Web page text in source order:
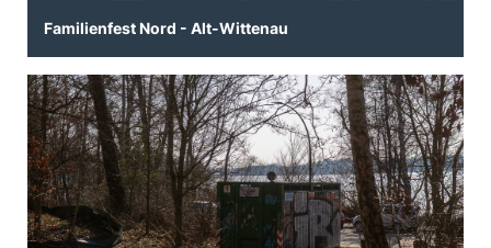
Familienfest Nord - Alt-Wittenau